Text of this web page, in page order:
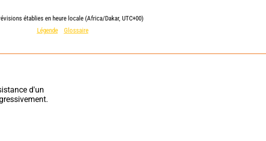
établies en heure locale (Africa/Dakar, UTC+00)
Légende
Glossaire
d'un